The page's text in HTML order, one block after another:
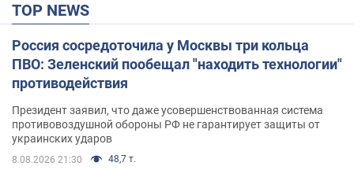
TOP NEWS
Россия сосредоточила у Москвы три кольца
ПВО: Зеленский пообещал "находить технологии"
противодействия
Президент заявил, что даже усовершенствованная система
противовоздушной обороны РФ не гарантирует защиты от
украинских ударов
8.08.2026 21:30 48,7 т.